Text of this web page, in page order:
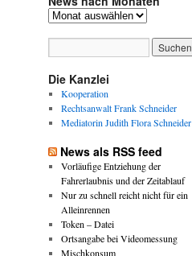
News
Die Kanzlei
Kooperation
Rechtsanwalt Frank Schneider
Mediatorin Judith Flora Schneider
News als RSS feed
Vorläufige Entziehung der
Fahrerlaubnis und der Zeitablauf
Nur zu schnell reicht nicht für ein
Alleinrennen
Token – Datei
Ortsangabe bei Videomessung
Mischkonsum